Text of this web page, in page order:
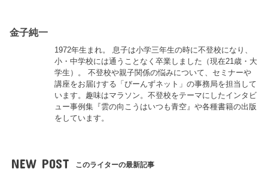
金子純一
1972年生まれ。 息子は小学三年生の時に不登校になり、
小・中学校には通うことなく卒業しました（現在21歳・大
学生）。 不登校や親子関係の悩みについて、セミナーや
講座をお届けする「びーんずネット」の事務局を担当して
います。趣味はマラソン。不登校をテーマにしたインタビ
ュー事例集『雲の向こうはいつも青空』や各種書籍の出版
をしています。
NEW POST このライターの最新記事